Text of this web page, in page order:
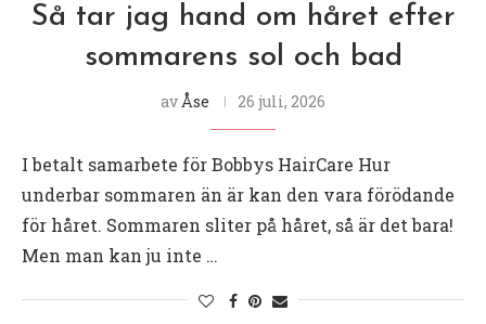
Så tar jag hand om håret efter
sommarens sol och bad
av Åse 26 juli, 2026
I betalt samarbete för Bobbys HairCare Hur
underbar sommaren än är kan den vara förödande
för håret. Sommaren sliter på håret, så är det bara!
Men man kan ju inte …